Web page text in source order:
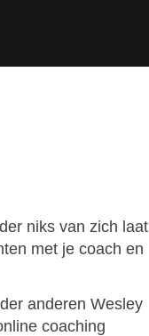
niks van zich laat
met je coach en
anderen Wesley
coaching